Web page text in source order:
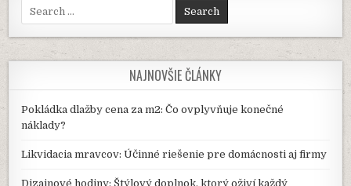
KURA
Search
for:
NAJNOVŠIE ČLÁNKY
Pokládka dlažby cena za m2: Čo ovplyvňuje konečné
náklady?
Likvidacia mravcov: Účinné riešenie pre domácnosti aj firmy
Dizajnové hodiny: Štýlový doplnok, ktorý oživí každý